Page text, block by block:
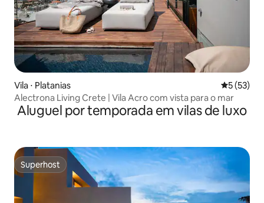
Vila ⋅ Platanias 5 de uma
5 (53)
Alectrona Living Crete | Vila Acro com vista para o mar
Aluguel por temporada em vilas de luxo
Superhost
Superhost